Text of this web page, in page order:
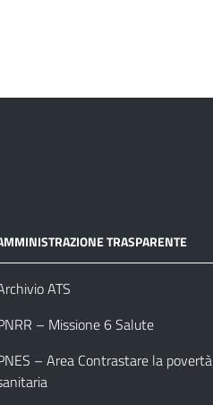
TRASPARENTE
ATS
– Missione 6 Salute
– Area Contrastare la povertà